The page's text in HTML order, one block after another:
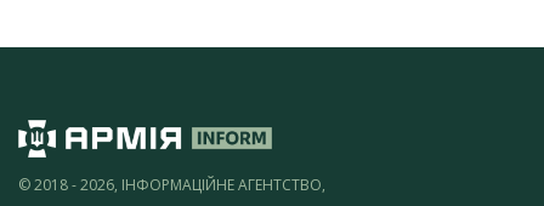
© 2018 - 2026, ІНФОРМАЦІЙНЕ АГЕНТСТВО,